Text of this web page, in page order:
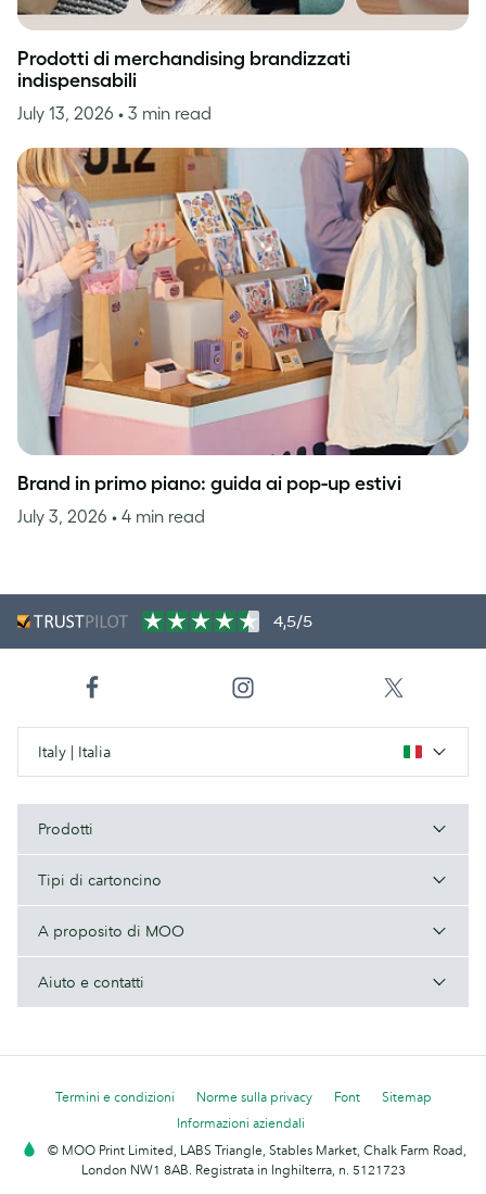
Prodotti di merchandising brandizzati
indispensabili
July 13, 2026 • 3 min read
Brand in primo piano: guida ai pop-up estivi
July 3, 2026 • 4 min read
4,5/5
Italy | Italia
Prodotti
Tipi di cartoncino
A proposito di MOO
Aiuto e contatti
Termini e condizioni Norme sulla privacy Font
Sitemap
Informazioni aziendali
© MOO Print Limited, LABS Triangle, Stables Market, Chalk Farm Road,
London NW1 8AB. Registrata in Inghilterra, n. 5121723